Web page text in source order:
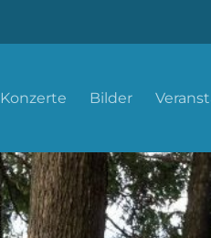
Konzerte Bilder